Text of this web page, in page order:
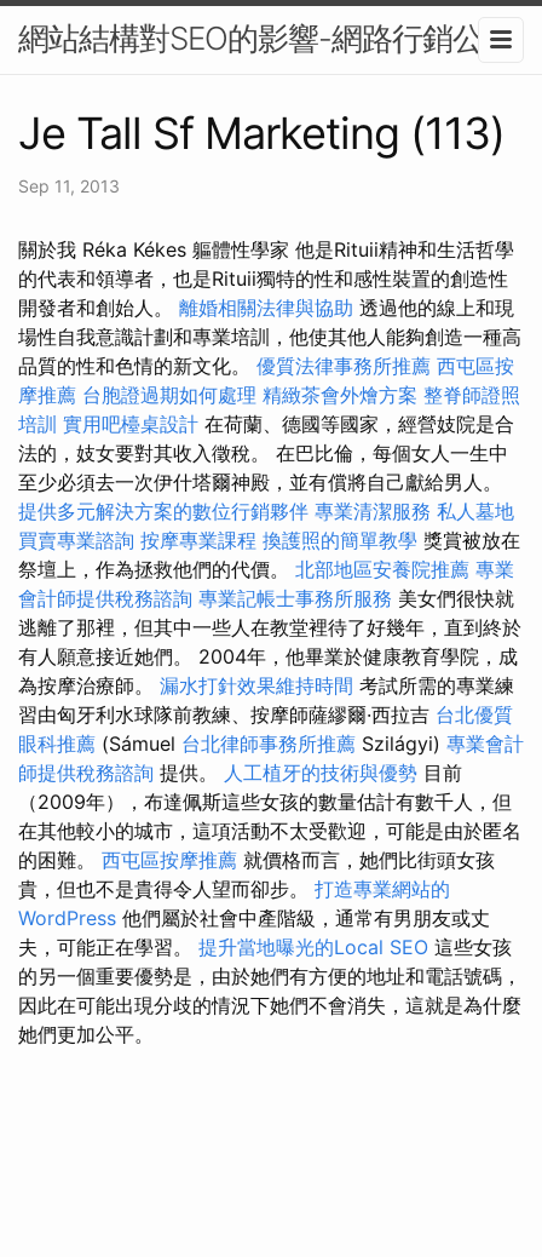
網站結構對SEO的影響-網路行銷公司
Je Tall Sf Marketing (113)
Sep 11, 2013
關於我 Réka Kékes 軀體性學家 他是Rituii精神和生活哲學
的代表和領導者，也是Rituii獨特的性和感性裝置的創造性
開發者和創始人。 離婚相關法律與協助 透過他的線上和現
場性自我意識計劃和專業培訓，他使其他人能夠創造一種高
品質的性和色情的新文化。 優質法律事務所推薦 西屯區按
摩推薦 台胞證過期如何處理 精緻茶會外燴方案 整脊師證照
培訓 實用吧檯桌設計 在荷蘭、德國等國家，經營妓院是合
法的，妓女要對其收入徵稅。 在巴比倫，每個女人一生中
至少必須去一次伊什塔爾神殿，並有償將自己獻給男人。
提供多元解決方案的數位行銷夥伴 專業清潔服務 私人墓地
買賣專業諮詢 按摩專業課程 換護照的簡單教學 獎賞被放在
祭壇上，作為拯救他們的代價。 北部地區安養院推薦 專業
會計師提供稅務諮詢 專業記帳士事務所服務 美女們很快就
逃離了那裡，但其中一些人在教堂裡待了好幾年，直到終於
有人願意接近她們。 2004年，他畢業於健康教育學院，成
為按摩治療師。 漏水打針效果維持時間 考試所需的專業練
習由匈牙利水球隊前教練、按摩師薩繆爾·西拉吉 台北優質
眼科推薦 (Sámuel 台北律師事務所推薦 Szilágyi) 專業會計
師提供稅務諮詢 提供。 人工植牙的技術與優勢 目前
（2009年），布達佩斯這些女孩的數量估計有數千人，但
在其他較小的城市，這項活動不太受歡迎，可能是由於匿名
的困難。 西屯區按摩推薦 就價格而言，她們比街頭女孩
貴，但也不是貴得令人望而卻步。 打造專業網站的
WordPress 他們屬於社會中產階級，通常有男朋友或丈
夫，可能正在學習。 提升當地曝光的Local SEO 這些女孩
的另一個重要優勢是，由於她們有方便的地址和電話號碼，
因此在可能出現分歧的情況下她們不會消失，這就是為什麼
她們更加公平。